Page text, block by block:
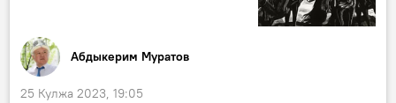
Абдыкерим Муратов
25 Кулжа 2023, 19:05